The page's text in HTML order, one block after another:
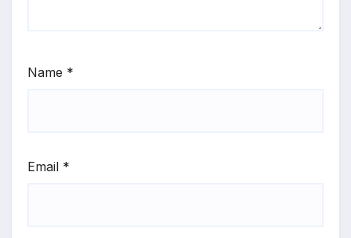
Name *
Email *